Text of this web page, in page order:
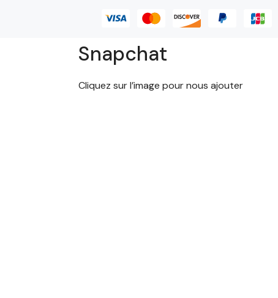
Snapchat
Cliquez sur l’image pour nous ajouter